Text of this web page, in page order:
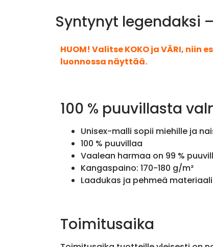
Syntynyt legendaksi
HUOM! Valitse KOKO ja VÄRI,
luonnossa näyttää.
100 % puuvillasta
Unisex-malli sopii miehille ja
100 % puuvillaa
Vaalean harmaa on 99 %
Kangaspaino: 170-180 g/m²
Laadukas ja pehmeä materiaali
Toimitusaika